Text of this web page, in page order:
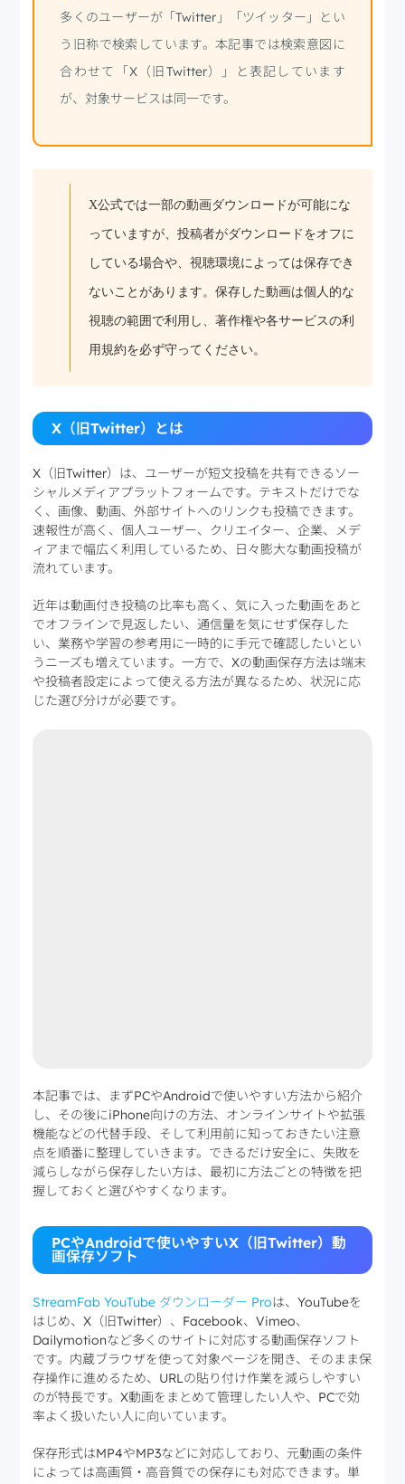
多くのユーザーが「Twitter」「ツイッター」とい
う旧称で検索しています。本記事では検索意図に
合わせて「X（旧Twitter）」と表記しています
が、対象サービスは同一です。
X公式では一部の動画ダウンロードが可能にな
っていますが、投稿者がダウンロードをオフに
している場合や、視聴環境によっては保存でき
ないことがあります。保存した動画は個人的な
視聴の範囲で利用し、著作権や各サービスの利
用規約を必ず守ってください。
X（旧Twitter）とは
X（旧Twitter）は、ユーザーが短文投稿を共有できるソー
シャルメディアプラットフォームです。テキストだけでな
く、画像、動画、外部サイトへのリンクも投稿できます。
速報性が高く、個人ユーザー、クリエイター、企業、メデ
ィアまで幅広く利用しているため、日々膨大な動画投稿が
流れています。
近年は動画付き投稿の比率も高く、気に入った動画をあと
でオフラインで見返したい、通信量を気にせず保存した
い、業務や学習の参考用に一時的に手元で確認したいとい
うニーズも増えています。一方で、Xの動画保存方法は端末
や投稿者設定によって使える方法が異なるため、状況に応
じた選び分けが必要です。
本記事では、まずPCやAndroidで使いやすい方法から紹介
し、その後にiPhone向けの方法、オンラインサイトや拡張
機能などの代替手段、そして利用前に知っておきたい注意
点を順番に整理していきます。できるだけ安全に、失敗を
減らしながら保存したい方は、最初に方法ごとの特徴を把
握しておくと選びやすくなります。
PCやAndroidで使いやすいX（旧Twitter）動
画保存ソフト
StreamFab YouTube ダウンローダー Proは、YouTubeを
はじめ、X（旧Twitter）、Facebook、Vimeo、
Dailymotionなど多くのサイトに対応する動画保存ソフト
です。内蔵ブラウザを使って対象ページを開き、そのまま保
存操作に進めるため、URLの貼り付け作業を減らしやすい
のが特長です。X動画をまとめて管理したい人や、PCで効
率よく扱いたい人に向いています。
保存形式はMP4やMP3などに対応しており、元動画の条件
によっては高画質・高音質での保存にも対応できます。単